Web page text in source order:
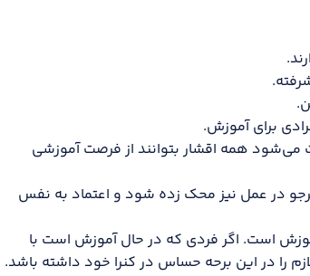
برای آموزش.
می‌شود همه اقشار بتوانند از فرصت آموزشی
در عمل نیز محک زده شود و اعتماد به نفس
است. اگر فردی که در حال آموزش است با
را در این برحه حساس در کنرا خود داشته باشد.